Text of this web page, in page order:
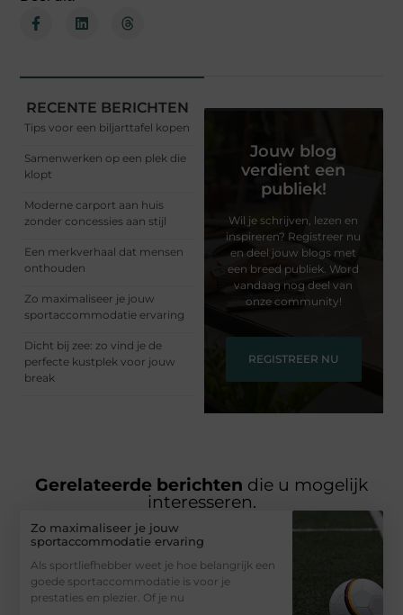
RECENTE BERICHTEN
Tips voor een biljarttafel kopen
Samenwerken op een plek die
klopt
Moderne carport aan huis
zonder concessies aan stijl
Een merkverhaal dat mensen
onthouden
Zo maximaliseer je jouw
sportaccommodatie ervaring
Dicht bij zee: zo vind je de
perfecte kustplek voor jouw
break
Jouw blog
verdient een
publiek!
Wil je schrijven, lezen en
inspireren? Registreer nu
en deel jouw blogs met
een breed publiek. Word
vandaag nog deel van
onze community!
REGISTREER NU
Gerelateerde berichten die u mogelijk
interesseren.
Zo maximaliseer je jouw
sportaccommodatie ervaring
Als sportliefhebber weet je hoe belangrijk een
goede sportaccommodatie is voor je
prestaties en plezier. Of je nu